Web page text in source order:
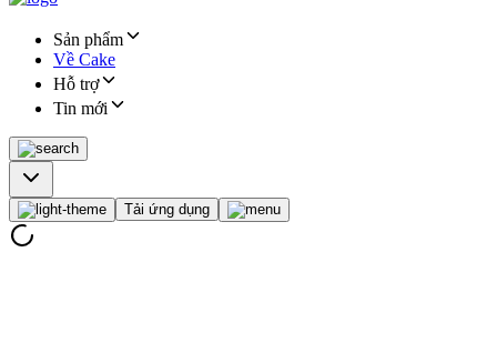
Sản phẩm
Về Cake
Hỗ trợ
Tin mới
Tải ứng dụng